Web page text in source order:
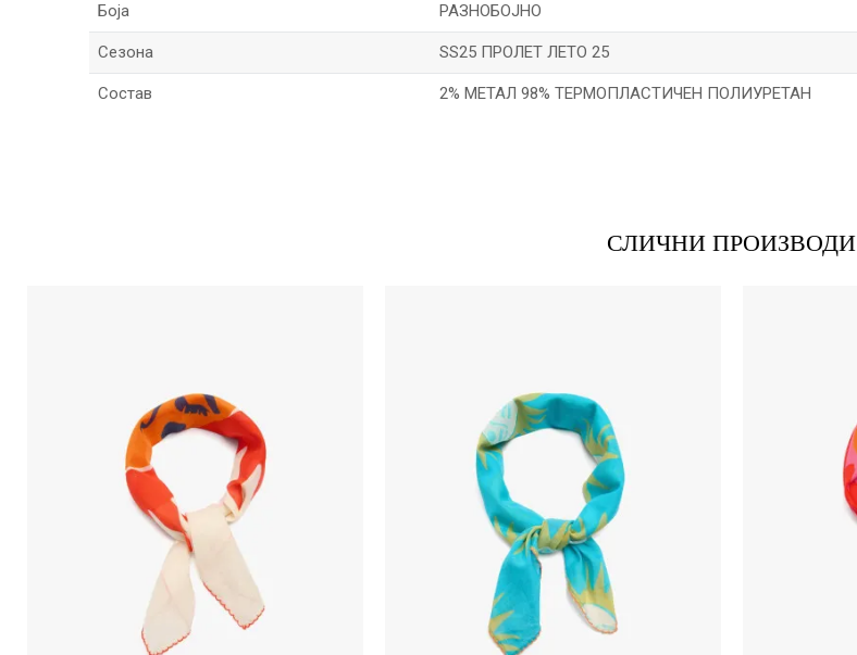
Боја РАЗНОБОЈНО
Сезона SS25 ПРОЛЕТ ЛЕТО 25
Состав 2% МЕТАЛ 98% ТЕРМОПЛАСТИЧЕН ПОЛИУРЕТАН
Анти спам заштита - пресметајте колку е 4 + 1 :
ИСПРАТИ
СЛИЧНИ ПРОИЗВОДИ